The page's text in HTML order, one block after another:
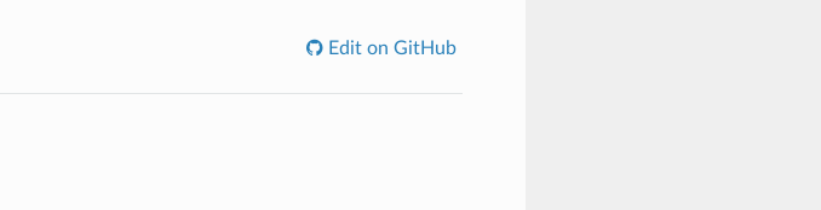
Edit on GitHub